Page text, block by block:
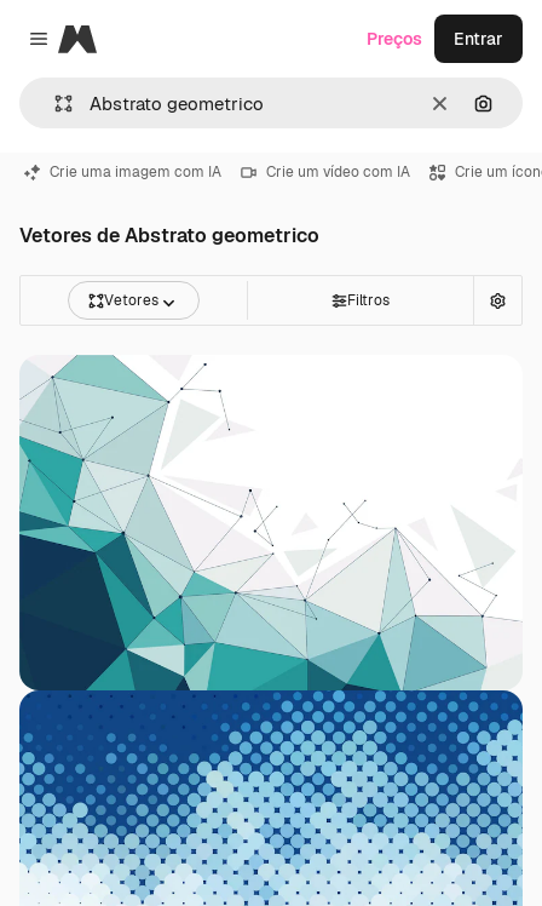
Close menu
Magnific
Limpar
Preços Entrar
Crie uma imagem com IA Crie um vídeo com IA Crie um
Vetores de Abstrato geometrico
Vetores Filtros